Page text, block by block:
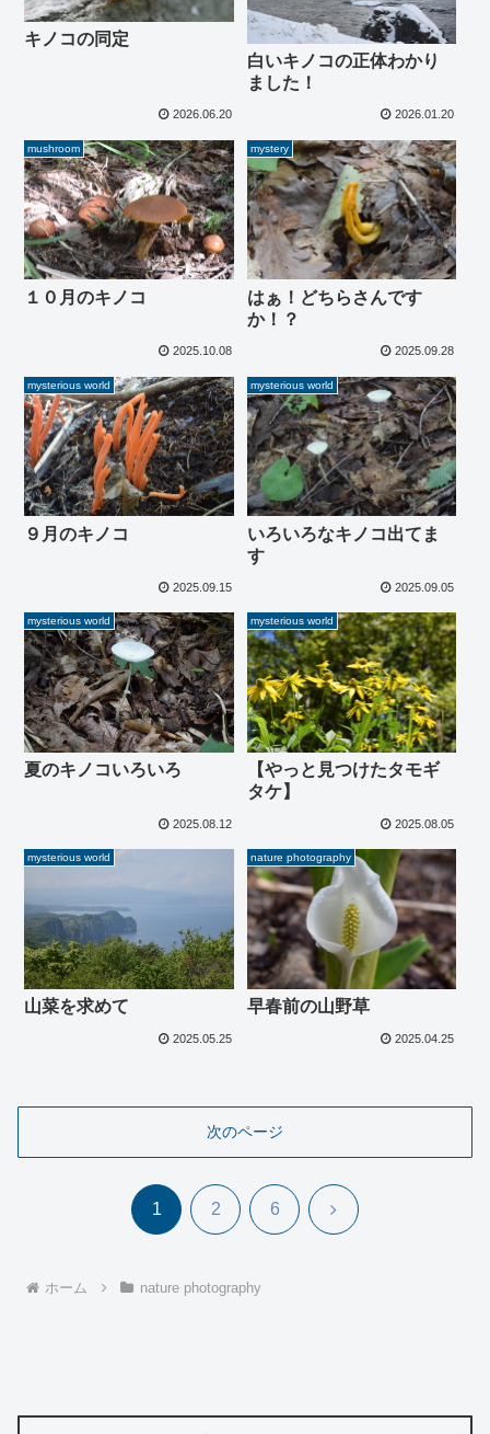
キノコの同定
2026.06.20
白いキノコの正体わかり
ました！
2026.01.20
mushroom
１０月のキノコ
2025.10.08
mystery
はぁ！どちらさんです
か！？
2025.09.28
mysterious world
９月のキノコ
2025.09.15
mysterious world
いろいろなキノコ出てま
す
2025.09.05
mysterious world
夏のキノコいろいろ
2025.08.12
mysterious world
【やっと見つけたタモギ
タケ】
2025.08.05
mysterious world
山菜を求めて
2025.05.25
nature photography
早春前の山野草
2025.04.25
次のページ
1 2 6 次
ホーム nature photography